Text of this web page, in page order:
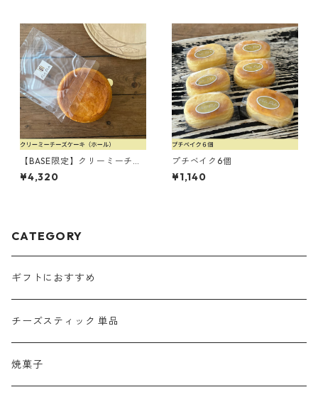
【BASE限定】クリーミーチー
ズケーキ（5号）
¥4,320
プチベイク6個
¥1,140
CATEGORY
ギフトにおすすめ
チーズスティック 単品
焼菓子